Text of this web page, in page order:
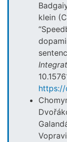
klein
https://